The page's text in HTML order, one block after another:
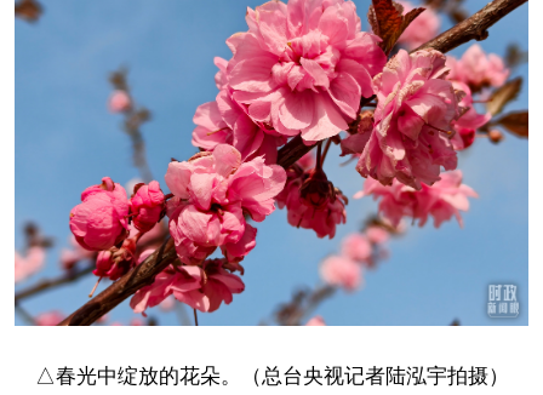
△春光中绽放的花朵。（总台央视记者陆泓宇拍摄）